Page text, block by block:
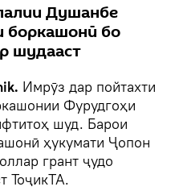
Душанбе
боркашонӣ бо
шудааст
Имрӯз дар пойтахти
Фурудгоҳи
шуд. Барои
ҳукумати Ҷопон
грант ҷудо
ТоҷикТА.